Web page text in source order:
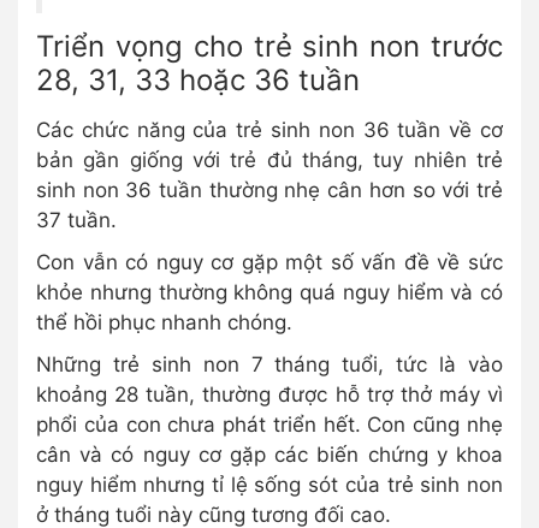
Triển vọng cho trẻ sinh non trước
28, 31, 33 hoặc 36 tuần
Các chức năng của trẻ sinh non 36 tuần về cơ
bản gần giống với trẻ đủ tháng, tuy nhiên trẻ
sinh non 36 tuần thường nhẹ cân hơn so với trẻ
37 tuần.
Con vẫn có nguy cơ gặp một số vấn đề về sức
khỏe nhưng thường không quá nguy hiểm và có
thể hồi phục nhanh chóng.
Những trẻ sinh non 7 tháng tuổi, tức là vào
khoảng 28 tuần, thường được hỗ trợ thở máy vì
phổi của con chưa phát triển hết. Con cũng nhẹ
cân và có nguy cơ gặp các biến chứng y khoa
nguy hiểm nhưng tỉ lệ sống sót của trẻ sinh non
ở tháng tuổi này cũng tương đối cao.